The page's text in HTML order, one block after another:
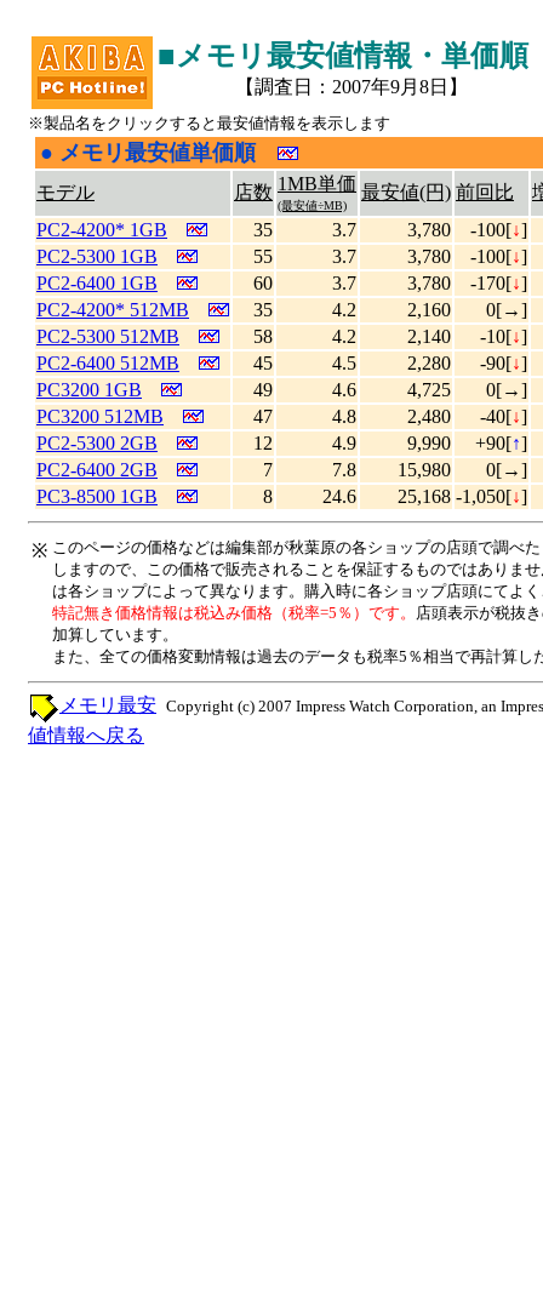
■メモリ最安値情報・単価順
【調査日：2007年9月8日】
※製品名をクリックすると最安値情報を表示します
● メモリ最安値単価順
モデル 店数 1MB単価
(最安値÷MB)
最安値(円) 前回比
PC2-4200* 1GB
35 3.7 3,780 -100[↓]
PC2-5300 1GB
55 3.7 3,780 -100[↓]
PC2-6400 1GB
60 3.7 3,780 -170[↓]
PC2-4200* 512MB
35 4.2 2,160
0[→]
PC2-5300 512MB
58 4.2 2,140 -10[↓]
PC2-6400 512MB
45 4.5 2,280 -90[↓]
PC3200 1GB
49 4.6 4,725
0[→]
PC3200 512MB
47 4.8 2,480 -40[↓]
PC2-5300 2GB
12 4.9 9,990 +90[↑]
PC2-6400 2GB
7 7.8 15,980
0[→]
PC3-8500 1GB
8 24.6 25,168 -1,050[↓]
※ このページの価格などは編集部が秋葉原の各ショップの店頭で調べ
しますので、この価格で販売されることを保証するものではありま
は各ショップによって異なります。購入時に各ショップ店頭にてよ
特記無き価格情報は税込み価格（税率=5％）です。 店頭表示が税抜
加算しています。
また、全ての価格変動情報は過去のデータも税率5％相当で再計算し
Copyright (c) 2007 Impress Watch Corporation, an
メモリ最安
値情報へ戻る